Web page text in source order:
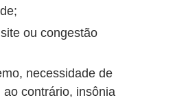
ou congestão
necessidade de
contrário, insônia